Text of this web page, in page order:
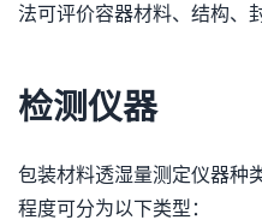
法可评价容器材料、结构、
检测仪器
包装材料透湿量测定仪器种
程度可分为以下类型：